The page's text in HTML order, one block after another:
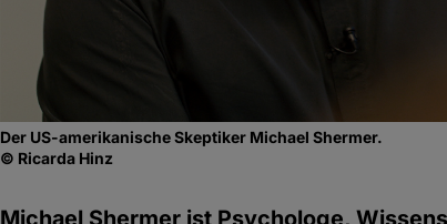
Der US-amerikanische Skeptiker Michael Shermer.
© Ricarda Hinz